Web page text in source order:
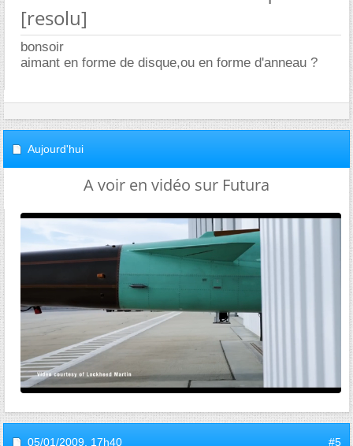
[resolu]
bonsoir
aimant en forme de disque,ou en forme d'anneau ?
Aujourd'hui
A voir en vidéo sur Futura
05/01/2009, 17h40 #5